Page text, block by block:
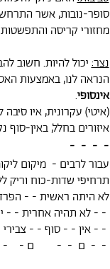
סופר-נובות, אשר
מחזורי קריסה
נצר:יכול להיות. חשוב
הנראה לנו, באמצעות
אינסופי.
(איטי) עקרונית, איו
איזורים בחלל, באין-סוף
- - - -
עבור לרבים - מיקום
תרחיפי שדות-כוח וריק
לא היתה ראשית - -
- - לא תהיה אחרית - -
- - אין - - סוף - -
- - ם - - ם - -